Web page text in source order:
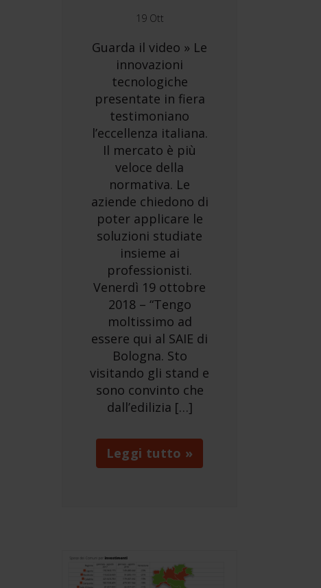
19 Ott
Guarda il video » Le
innovazioni
tecnologiche
presentate in fiera
testimoniano
l’eccellenza italiana.
Il mercato è più
veloce della
normativa. Le
aziende chiedono di
poter applicare le
soluzioni studiate
insieme ai
professionisti.
Venerdì 19 ottobre
2018 – “Tengo
moltissimo ad
essere qui al SAIE di
Bologna. Sto
visitando gli stand e
sono convinto che
dall’edilizia […]
Leggi tutto »